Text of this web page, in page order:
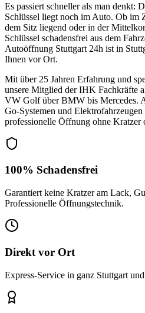
Es passiert schneller als man denkt:
Schlüssel liegt noch im Auto. Ob im
dem Sitz liegend oder in der
Schlüssel schadensfrei aus dem
Autoöffnung Stuttgart 24h ist in
Ihnen vor Ort.
Mit über 25 Jahren Erfahrung und
unsere Mitglied der IHK Fachkräfte
VW Golf über BMW bis Mercedes.
Go-Systemen und
professionelle Öffnung ohne Kratzer
100% Schadensfrei
Garantiert keine Kratzer am Lack,
Professionelle Öffnungstechnik.
Direkt vor Ort
Express-Service in ganz Stuttgart